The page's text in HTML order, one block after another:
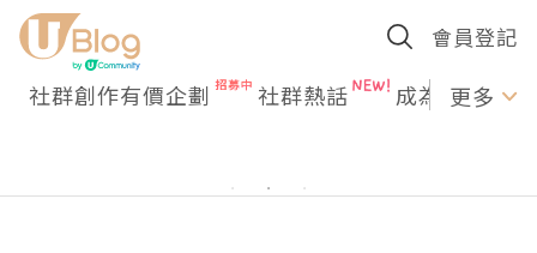
會員登記
社群創作有價企劃 社群熱話 成為U更多